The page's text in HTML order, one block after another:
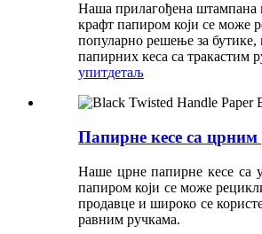
Наша прилагођена штампана
крафт папиром који се може
популарно решење за
папирних кеса са тракастим
упитдетаљ
Папирне кесе са
Наше црне папирне кесе са
папиром који се може
продавце и широко се
равним ручкама.